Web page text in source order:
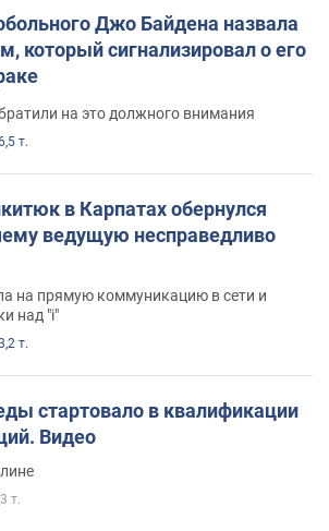
Джо Байдена назвала
который сигнализировал о его
на это должного внимания
т.
в Карпатах обернулся
ведущую несправедливо
на прямую коммуникацию в сети и
над "i"
т.
стартовало в квалификации
Видео
т.